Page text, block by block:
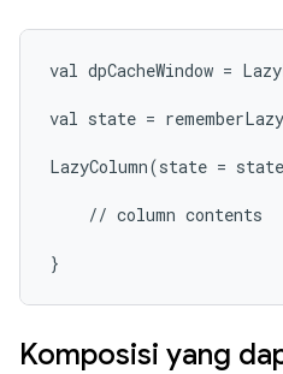
val dpCacheWindow =
val state =
LazyColumn(state =
    // column contents
}
Komposisi yang